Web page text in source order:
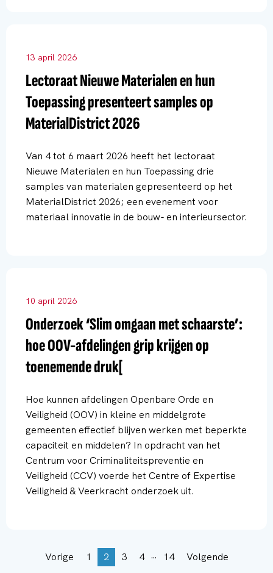
13 april 2026
Lectoraat Nieuwe Materialen en hun
Toepassing presenteert samples op
MaterialDistrict 2026
Van 4 tot 6 maart 2026 heeft het lectoraat
Nieuwe Materialen en hun Toepassing drie
samples van materialen gepresenteerd op het
MaterialDistrict 2026; een evenement voor
materiaal innovatie in de bouw- en interieursector.
10 april 2026
Onderzoek ‘Slim omgaan met schaarste’:
hoe OOV-afdelingen grip krijgen op
toenemende druk[
Hoe kunnen afdelingen Openbare Orde en
Veiligheid (OOV) in kleine en middelgrote
gemeenten effectief blijven werken met beperkte
capaciteit en middelen? In opdracht van het
Centrum voor Criminaliteitspreventie en
Veiligheid (CCV) voerde het Centre of Expertise
Veiligheid & Veerkracht onderzoek uit.
Vorige 1 2 3 4 … 14 Volgende